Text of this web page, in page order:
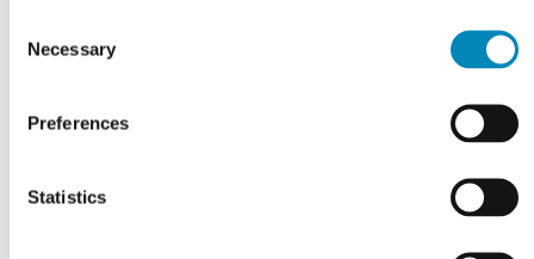
Selection
Necessary
Preferences
Statistics
sokkelende B: 249,6 cm